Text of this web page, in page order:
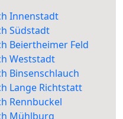
Innenstadt
Südstadt
Beiertheimer Feld
Weststadt
Binsenschlauch
Lange Richtstatt
Rennbuckel
Mühlburg